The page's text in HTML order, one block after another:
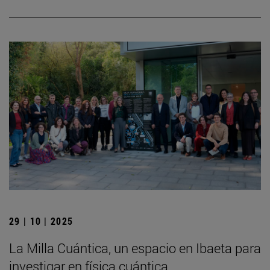
29 | 10 | 2025
La Milla Cuántica, un espacio en Ibaeta para
investigar en física cuántica